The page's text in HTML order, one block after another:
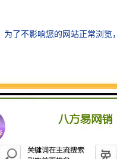
料进行初步加工，如
，可以将物料进行粉
均匀。
挖掘机挖掘物料的同
工序和人力成本。
料进行筛分、分离、
度，提高工作效率，
要工具。